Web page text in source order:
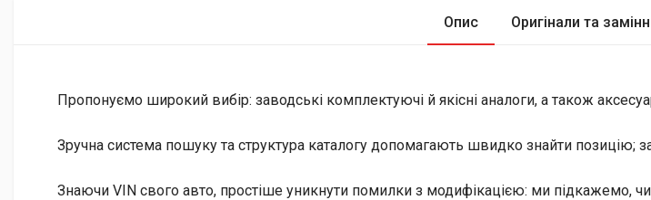
Опис Оригінали та
Пропонуємо широкий вибір: заводські комплектуючі й якісні аналоги, а також
Зручна система пошуку та структура каталогу допомагають швидко знайти позицію;
Знаючи VIN свого авто, простіше уникнути помилки з модифікацією: ми підкажемо,